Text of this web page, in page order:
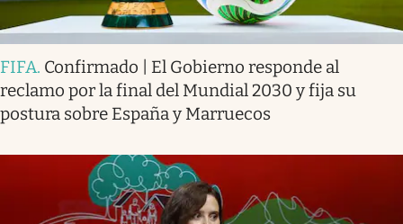
FIFA. Confirmado | El Gobierno responde al
reclamo por la final del Mundial 2030 y fija su
postura sobre España y Marruecos